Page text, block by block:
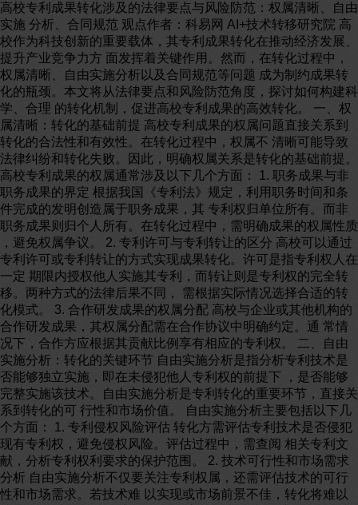
高校专利成果转化涉及的法律要点与风险防范：权属清晰、自由
实施 分析、合同规范 观点作者：科易网 AI+技术转移研究院 高
校作为科技创新的重要载体，其专利成果转化在推动经济发展、
提升产业竞争力方 面发挥着关键作用。然而，在转化过程中，
权属清晰、自由实施分析以及合同规范等问题 成为制约成果转
化的瓶颈。本文将从法律要点和风险防范角度，探讨如何构建科
学、合理 的转化机制，促进高校专利成果的高效转化。 一、权
属清晰：转化的基础前提 高校专利成果的权属问题直接关系到
转化的合法性和有效性。在转化过程中，权属不 清晰可能导致
法律纠纷和转化失败。因此，明确权属关系是转化的基础前提。
高校专利成果的权属通常涉及以下几个方面： 1. 职务成果与非
职务成果的界定 根据我国《专利法》规定，利用职务时间和条
件完成的发明创造属于职务成果，其 专利权归单位所有。而非
职务成果则归个人所有。在转化过程中，需明确成果的权属性质
，避免权属争议。 2. 专利许可与专利转让的区分 高校可以通过
专利许可或专利转让的方式实现成果转化。许可是指专利权人在
一定 期限内授权他人实施其专利，而转让则是专利权的完全转
移。两种方式的法律后果不同， 需根据实际情况选择合适的转
化模式。 3. 合作研发成果的权属分配 高校与企业或其他机构的
合作研发成果，其权属分配需在合作协议中明确约定。通 常情
况下，合作方应根据其贡献比例享有相应的专利权。 二、自由
实施分析：转化的关键环节 自由实施分析是指分析专利技术是
否能够独立实施，即在未侵犯他人专利权的前提下 ，是否能够
完整实施该技术。自由实施分析是专利转化的重要环节，直接关
系到转化的可 行性和市场价值。 自由实施分析主要包括以下几
个方面： 1. 专利侵权风险评估 转化方需评估专利技术是否侵犯
现有专利权，避免侵权风险。评估过程中，需查阅 相关专利文
献，分析专利权利要求的保护范围。 2. 技术可行性和市场需求
分析 自由实施分析不仅要关注专利权属，还需评估技术的可行
性和市场需求。若技术难 以实现或市场前景不佳，转化将难以